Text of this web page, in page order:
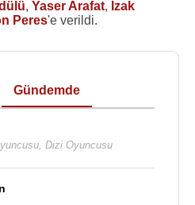
,Yaser Arafat, İzak
Peres'e verildi.
Gündemde
Dizi Oyuncusu